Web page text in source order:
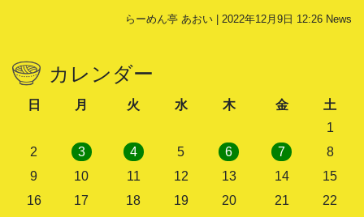
らーめん亭 あおい | 2022年12月9日 12:26 News
カレンダー
日 月 火 水 木 金
土
1
2
3 4 5 6 7
8
9
10 11 12 13 14
15
16
17 18 19 20 21
22